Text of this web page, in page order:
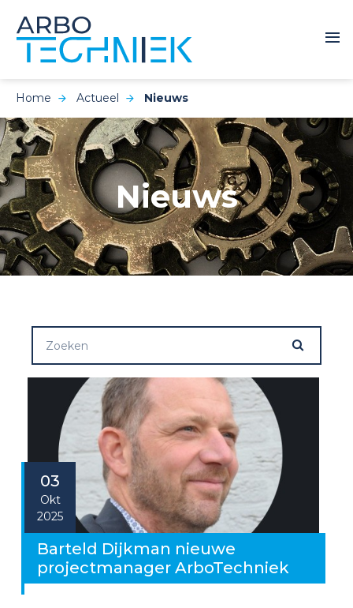
Home Actueel Nieuws
Nieuws
03
Okt
2025
Barteld Dijkman nieuwe
projectmanager ArboTechniek